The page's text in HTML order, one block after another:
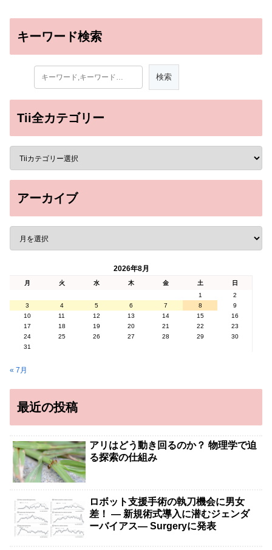
キーワード検索
Tii全カテゴリー
アーカイブ
2026年8月
月 火 水 木 金 土
日
1
2
3
4 5 6 7 8
9
10
11 12 13 14 15
16
17
18 19 20 21 22
23
24
25 26 27 28 29
30
31
« 7月
最近の投稿
アリはどう動き回るのか？ 物理学で迫
る探索の仕組み
ロボット支援手術の執刀機会に男女
差！ — 新規術式導入に潜むジェンダ
ーバイアス— Surgeryに発表